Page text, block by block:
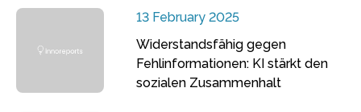
13 February 2025
Widerstandsfähig gegen
Fehlinformationen: KI stärkt den
sozialen Zusammenhalt